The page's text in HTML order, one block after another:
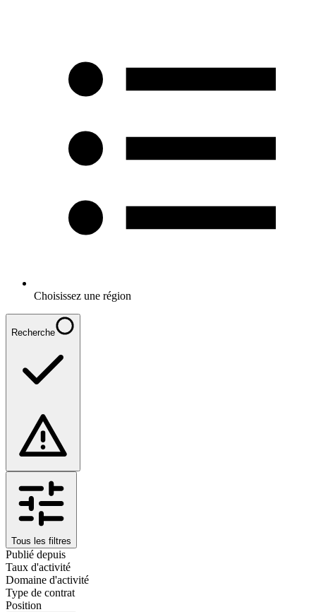
Choisissez une région
Recherche
Tous les filtres
Publié depuis
Taux d'activité
Domaine d'activité
Type de contrat
Position